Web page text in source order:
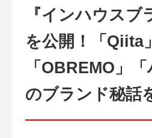
『インハウスブ
を公開！「Qiita」
「OBREMO」「
のブランド秘話